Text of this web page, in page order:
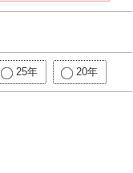
25年 20年